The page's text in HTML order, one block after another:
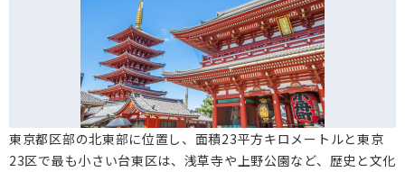
日本堤(1) 清川(0)
橋場(1)
東浅草(1) 千束(3)
浅草(23)
花川戸(5)
雷門(6) 西浅草(3)
松が谷(8)
元浅草(7)
寿(6) 駒形(4)
蔵前(51)
柳橋(18)
浅草橋(49) 鳥越(5)
三筋(2)
東京都区部の北東部に位置し、面積23平方キロメートルと東京
23区で最も小さい台東区は、浅草寺や上野公園など、歴史と文化